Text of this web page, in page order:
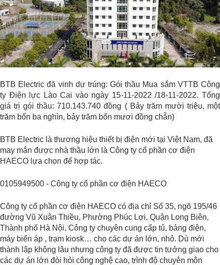
BTB Electric đã vinh dự trúng: Gói thầu Mua sắm VTTB Công
ty Điện lực Lào Cai vào ngày 15-11-2022 /18-11-2022. Tổng
giá trị gói thầu: 710.143.740 đồng ( Bảy trăm mười triệu, một
trăm bốn ba nghìn, bảy trăm bốn mươi đồng chẵn)
BTB Electric là thương hiệu thiết bị điện mới tại Việt Nam, đã
may mắn được nhà thầu lớn là Công ty cổ phần cơ điện
HAECO lựa chọn để hợp tác.
0105949500 - Công ty cổ phần cơ điện HAECO
Công ty cổ phần cơ điện HAECO có địa chỉ Số 35, ngõ 195/46
đường Vũ Xuân Thiều, Phường Phúc Lợi, Quận Long Biên,
Thành phố Hà Nội. Công ty chuyên cung cấp tủ, bảng điện,
máy biến áp , trạm kiosk… cho các dự án lớn, nhỏ. Dù mới
thành lập không lâu nhưng công ty đã được tin tưởng giao cho
các dự án lớn đòi hỏi công nghệ cao, trình độ chuyên môn